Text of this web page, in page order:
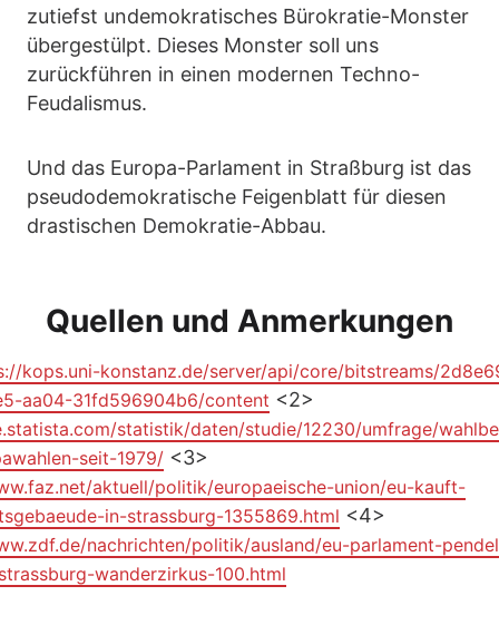
zutiefst undemokratisches Bürokratie-Monster
übergestülpt. Dieses Monster soll uns
zurückführen in einen modernen Techno-
Feudalismus.
Und das Europa-Parlament in Straßburg ist das
pseudodemokratische Feigenblatt für diesen
drastischen Demokratie-Abbau.
Quellen und Anmerkungen
kops.uni-konstanz.de/server/api/core/bitstreams/
aa04-31fd596904b6/content <2>
statistik/daten/studie/12230/umfrage/
seit-1979/ <3>
aktuell/politik/europaeische-union/eu-kauft-
in-strassburg-1355869.html <4>
nachrichten/politik/ausland/eu-parlament-
wanderzirkus-100.html